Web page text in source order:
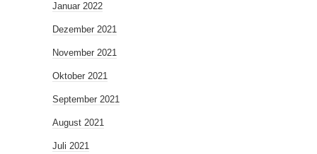
Januar 2022
Dezember 2021
November 2021
Oktober 2021
September 2021
August 2021
Juli 2021